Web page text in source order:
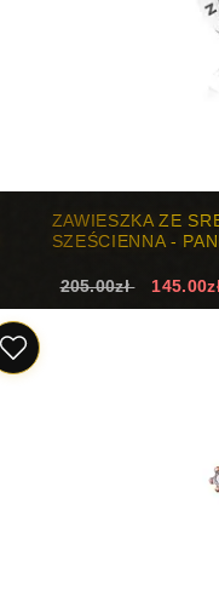
ZAWIESZKA ZE
SZEŚCIENNA -
205.00zł